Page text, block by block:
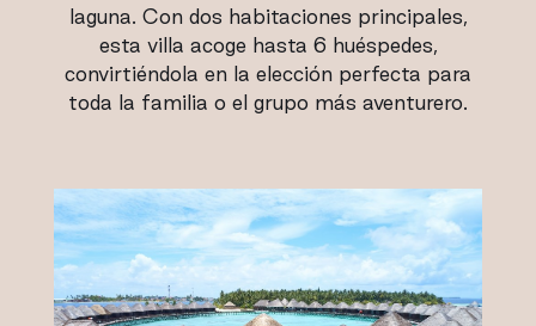
laguna. Con dos habitaciones principales,
esta villa acoge hasta 6 huéspedes,
convirtiéndola en la elección perfecta para
toda la familia o el grupo más aventurero.